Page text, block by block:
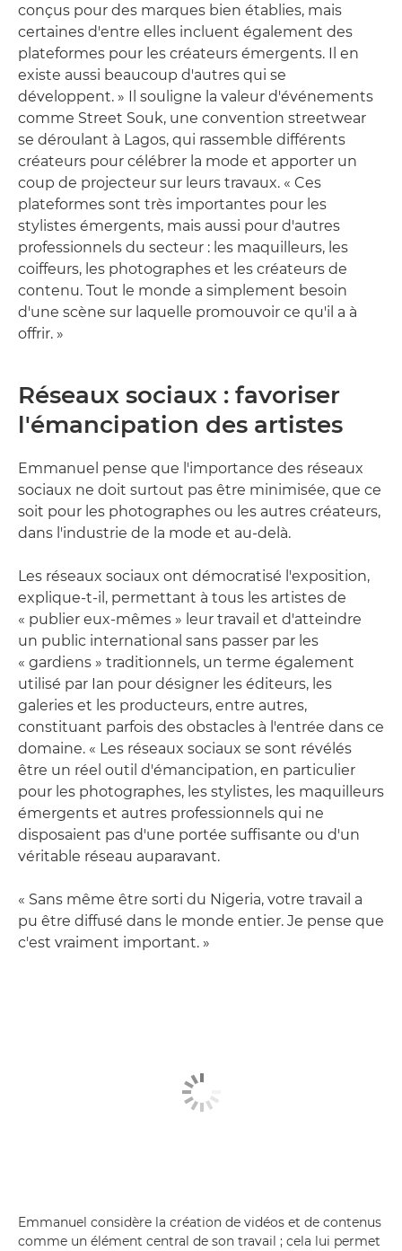
conçus pour des marques bien établies, mais
certaines d'entre elles incluent également des
plateformes pour les créateurs émergents. Il en
existe aussi beaucoup d'autres qui se
développent. » Il souligne la valeur d'événements
comme Street Souk, une convention streetwear
se déroulant à Lagos, qui rassemble différents
créateurs pour célébrer la mode et apporter un
coup de projecteur sur leurs travaux. « Ces
plateformes sont très importantes pour les
stylistes émergents, mais aussi pour d'autres
professionnels du secteur : les maquilleurs, les
coiffeurs, les photographes et les créateurs de
contenu. Tout le monde a simplement besoin
d'une scène sur laquelle promouvoir ce qu'il a à
offrir. »
Réseaux sociaux : favoriser
l'émancipation des artistes
Emmanuel pense que l'importance des réseaux
sociaux ne doit surtout pas être minimisée, que ce
soit pour les photographes ou les autres créateurs,
dans l'industrie de la mode et au-delà.
Les réseaux sociaux ont démocratisé l'exposition,
explique-t-il, permettant à tous les artistes de
« publier eux-mêmes » leur travail et d'atteindre
un public international sans passer par les
« gardiens » traditionnels, un terme également
utilisé par Ian pour désigner les éditeurs, les
galeries et les producteurs, entre autres,
constituant parfois des obstacles à l'entrée dans ce
domaine. « Les réseaux sociaux se sont révélés
être un réel outil d'émancipation, en particulier
pour les photographes, les stylistes, les maquilleurs
émergents et autres professionnels qui ne
disposaient pas d'une portée suffisante ou d'un
véritable réseau auparavant.
« Sans même être sorti du Nigeria, votre travail a
pu être diffusé dans le monde entier. Je pense que
c'est vraiment important. »
Emmanuel considère la création de vidéos et de contenus
comme un élément central de son travail ; cela lui permet